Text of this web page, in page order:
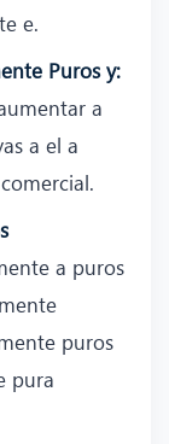
e.
Puros y:
a
a el a
a puros
puros
pura